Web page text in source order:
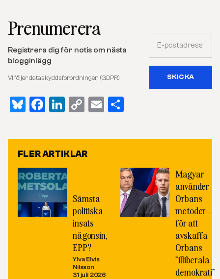
Prenumerera
Registrera dig för notis om nästa
blogginlägg
Vi följer dataskyddsförordningen (GDPR)
Bluesky
Facebook
LinkedIn
CopyEmail
FLER ARTIKLAR
Sämsta
politiska
insats
någonsin,
EPP?
Ylva Elvis
Nilsson
31 juli 2026
Magyar
använder
Orbans
metoder –
för att
avskaffa
Orbans
”illiberala
demokrati”